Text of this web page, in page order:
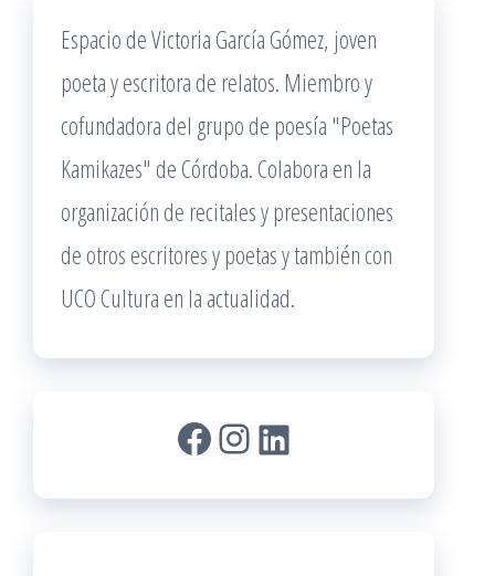
Espacio de Victoria García Gómez, joven
poeta y escritora de relatos. Miembro y
cofundadora del grupo de poesía "Poetas
Kamikazes" de Córdoba. Colabora en la
organización de recitales y presentaciones
de otros escritores y poetas y también con
UCO Cultura en la actualidad.
Facebook
Instagram
LinkedIn